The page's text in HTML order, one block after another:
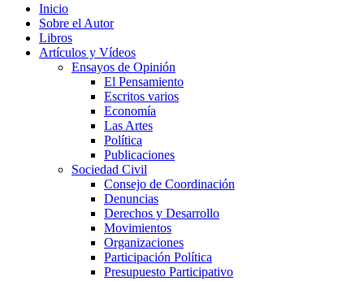
Inicio
Sobre el Autor
Libros
Artículos y Vídeos
Ensayos de Opinión
El Pensamiento
Escritos varios
Economía
Las Artes
Política
Publicaciones
Sociedad Civil
Consejo de Coordinación
Denuncias
Derechos y Desarrollo
Movimientos
Organizaciones
Participación Política
Presupuesto Participativo